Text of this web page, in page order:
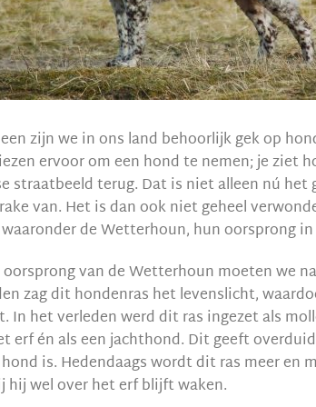
zijn we in ons land behoorlijk gek op
ervoor om een hond te nemen; je ziet
straatbeeld terug. Dat is niet alleen nú het
van. Het is dan ook niet geheel
de Wetterhoun, hun oorsprong
van de Wetterhoun moeten we
zag dit hondenras het levenslicht,
In het verleden werd dit ras ingezet als
erf én als een jachthond. Dit geeft
is. Hedendaags wordt dit ras meer en
hij wel over het erf blijft waken.